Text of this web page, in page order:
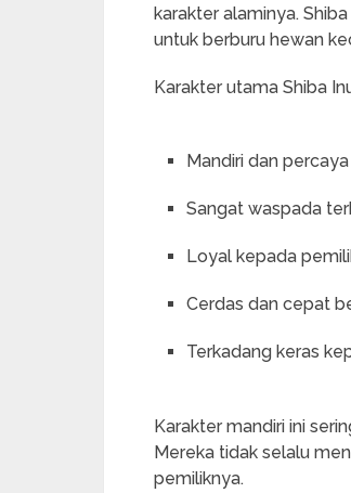
karakter alaminya.
untuk berburu hewan
Karakter utama Shiba
Mandiri dan
Sangat waspada
Loyal kepada
Cerdas dan cepat
Terkadang keras
Karakter mandiri ini
Mereka tidak selalu
pemiliknya.